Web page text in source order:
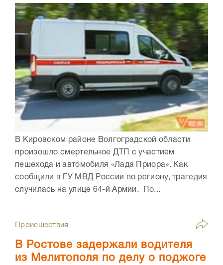
В Кировском районе Волгоградской области
произошло смертельное ДТП с участием
пешехода и автомобиля «Лада Приора». Как
сообщили в ГУ МВД России по региону, трагедия
случилась на улице 64-й Армии. По...
Происшествия
В Ростове задержали водителя
из Мелитополя по делу о поджоге